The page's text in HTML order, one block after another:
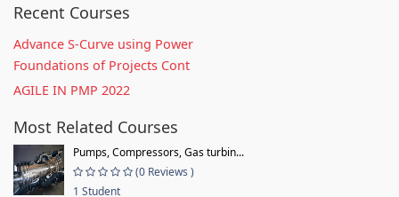
Recent Courses
Advance S-Curve using Power
Foundations of Projects Cont
AGILE IN PMP 2022
Most Related Courses
Pumps, Compressors, Gas turbin...
(0 Reviews )
1 Student